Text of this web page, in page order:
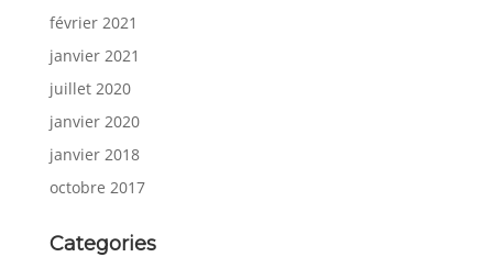
février 2021
janvier 2021
juillet 2020
janvier 2020
janvier 2018
octobre 2017
Categories